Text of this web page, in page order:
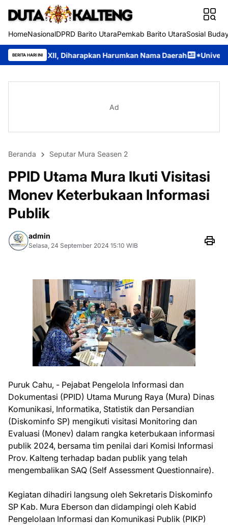
HomeNasionalDPRD Barito UtaraPemkab Barito UtaraSosial
BERITA HARI INIHarumkan Nama Daerah *Universitas Palangka
Ad
Beranda Seputar Mura Seasen 2
PPID Utama Mura Ikuti Visitasi
Monev Keterbukaan Informasi
Publik
admin
Selasa, 24 September 2024 15:10 WIB
Puruk Cahu, - Pejabat Pengelola Informasi dan
Dokumentasi (PPID) Utama Murung Raya (Mura) Dinas
Komunikasi, Informatika, Statistik dan Persandian
(Diskominfo SP) mengikuti visitasi Monitoring dan
Evaluasi (Monev) dalam rangka keterbukaan informasi
publik 2024, bersama tim penilai dari Komisi Informasi
Prov. Kalteng terhadap badan publik yang telah
mengembalikan SAQ (Self Assessment Questionnaire).
Kegiatan dihadiri langsung oleh Sekretaris Diskominfo
SP Kab. Mura Eberson dan didampingi oleh Kabid
Pengelolaan Informasi dan Komunikasi Publik (PIKP)